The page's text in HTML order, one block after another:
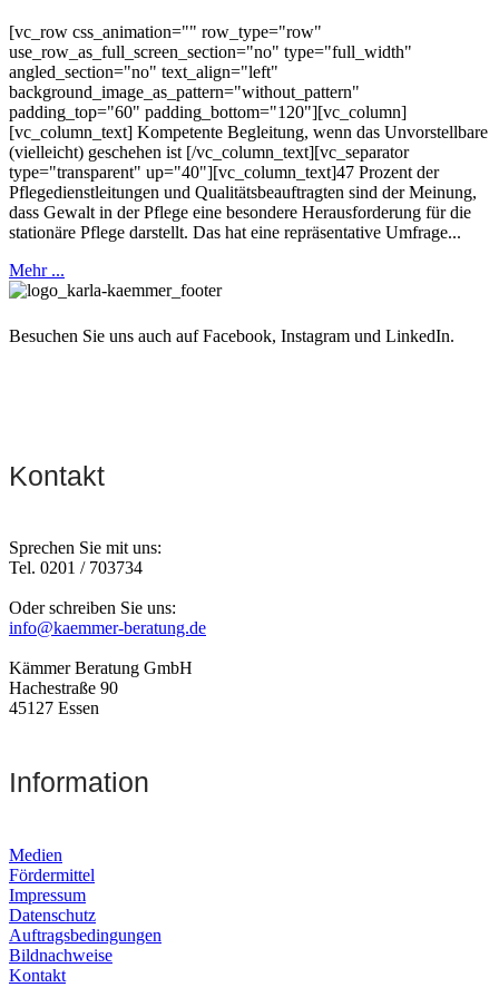
[vc_row css_animation="" row_type="row"
use_row_as_full_screen_section="no" type="full_width"
angled_section="no" text_align="left"
background_image_as_pattern="without_pattern"
padding_top="60" padding_bottom="120"][vc_column]
[vc_column_text] Kompetente Begleitung, wenn das Unvorstellbare
(vielleicht) geschehen ist [/vc_column_text][vc_separator
type="transparent" up="40"][vc_column_text]47 Prozent der
Pflegedienstleitungen und Qualitätsbeauftragten sind der Meinung,
dass Gewalt in der Pflege eine besondere Herausforderung für die
stationäre Pflege darstellt. Das hat eine repräsentative Umfrage...
Mehr ...
Besuchen Sie uns auch auf Facebook, Instagram und LinkedIn.
Kontakt
Sprechen Sie mit uns:
Tel. 0201 / 703734
Oder schreiben Sie uns:
info@kaemmer-beratung.de
Kämmer Beratung GmbH
Hachestraße 90
45127 Essen
Information
Medien
Fördermittel
Impressum
Datenschutz
Auftragsbedingungen
Bildnachweise
Kontakt